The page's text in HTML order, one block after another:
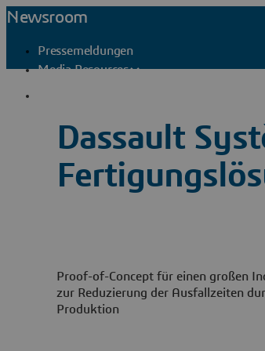
Newsroom
Pressemeldungen
Media Resources
Dassault
Proof-of-Concept für einen großen
zur Reduzierung der Ausfallzeiten
Produktion